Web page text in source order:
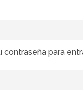
contraseña para